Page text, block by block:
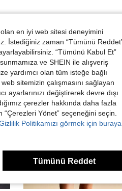
en iyi web sitesi deneyimini
İstediğiniz zaman “Tümünü
“Tümünü Kabul Et”
ve SHEIN ile alışveriş
yardımcı olan tüm isteğe bağlı
sitemizin çalışmasını sağlayan
ayarlarınızı değiştirerek devre dışı
çerezler hakkında daha fazla
Yönet” seçeneğini seçin.
Politikamızı görmek için buraya
Tümünü Reddet